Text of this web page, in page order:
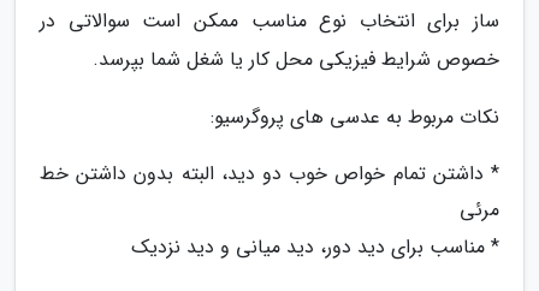
ساز برای انتخاب نوع مناسب ممکن است سوالاتی در
خصوص شرایط فیزیکی محل کار یا شغل شما بپرسد.
نکات مربوط به عدسی های پروگرسیو:
* داشتن تمام خواص خوب دو دید، البته بدون داشتن خط
مرئی
* مناسب برای دید دور، دید میانی و دید نزدیک